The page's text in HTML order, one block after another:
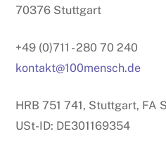
70376 Stuttgart
+49 (0)711 - 280 70 240
kontakt@100mensch.de
HRB 751 741, Stuttgart, FA
USt-ID: DE301169354